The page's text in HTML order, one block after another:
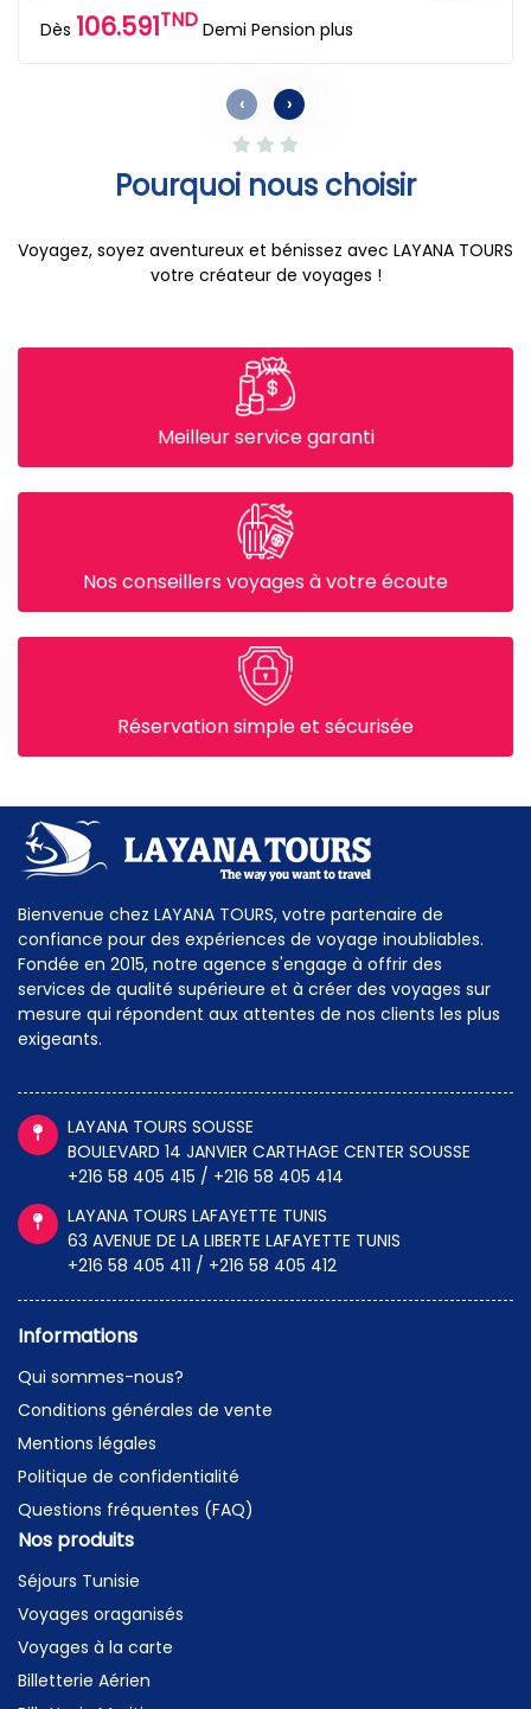
Dès 106.591TND Demi Pension plus
‹ ›
Pourquoi nous choisir
Voyagez, soyez aventureux et bénissez avec LAYANA TOURS
votre créateur de voyages !
Meilleur service garanti
Nos conseillers voyages à votre écoute
Réservation simple et sécurisée
Bienvenue chez LAYANA TOURS, votre partenaire de
confiance pour des expériences de voyage inoubliables.
Fondée en 2015, notre agence s'engage à offrir des
services de qualité supérieure et à créer des voyages sur
mesure qui répondent aux attentes de nos clients les plus
exigeants.
LAYANA TOURS SOUSSE
BOULEVARD 14 JANVIER CARTHAGE CENTER SOUSSE
+216 58 405 415 / +216 58 405 414
LAYANA TOURS LAFAYETTE TUNIS
63 AVENUE DE LA LIBERTE LAFAYETTE TUNIS
+216 58 405 411 / +216 58 405 412
Informations
Qui sommes-nous?
Conditions générales de vente
Mentions légales
Politique de confidentialité
Questions fréquentes (FAQ)
Nos produits
Séjours Tunisie
Voyages oraganisés
Voyages à la carte
Billetterie Aérien